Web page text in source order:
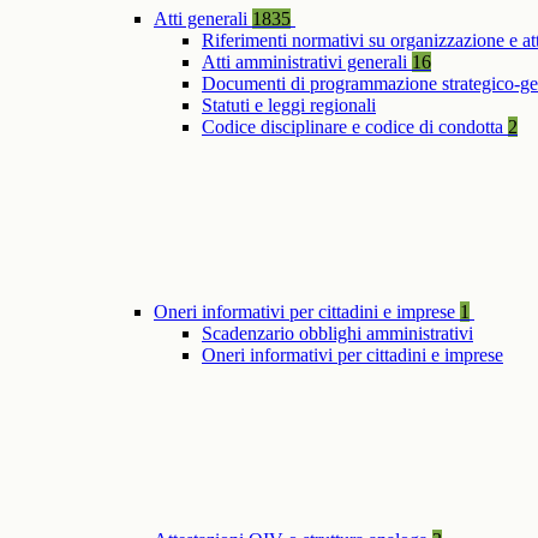
Atti generali 1835
Riferimenti normativi su organizzazione e
Atti amministrativi generali 16
Documenti di programmazione strategico-
Statuti e leggi regionali
Codice disciplinare e codice di condotta 2
Oneri informativi per cittadini e imprese 1
Scadenzario obblighi amministrativi
Oneri informativi per cittadini e imprese